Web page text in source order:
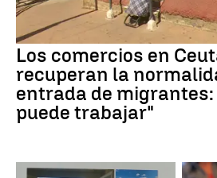
Los comercios en
recuperan la
entrada de migrantes:
puede trabajar"